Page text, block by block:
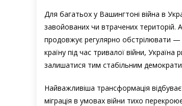
Для багатьох у Вашингтоні війна в
завойованих чи втрачених територій.
продовжує регулярно обстрілювати —
країну під час тривалої війни,
залишатися тим стабільним
Найважливіша трансформація
міграція в умовах війни тихо